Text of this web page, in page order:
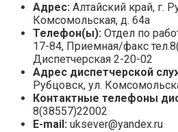
Адрес: Алтайский край, г.
Комсомольская, д. 64а
Телефон(ы): Отдел по
17-84, Приемная/факс
Диспетчерская 2-20-02
Адрес диспетчерской
Рубцовск, ул.
Контактные телефоны
8(38557)22002
E-mail: uksever@yandex.ru